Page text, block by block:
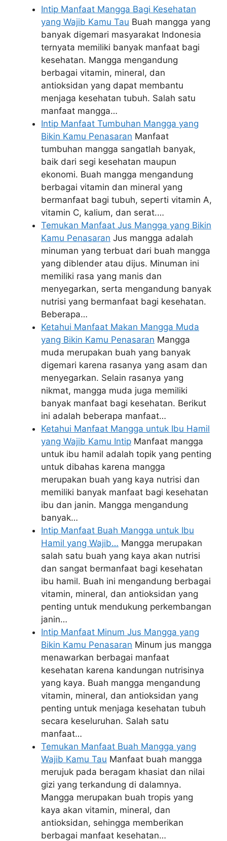
Intip Manfaat Mangga Bagi Kesehatan
yang Wajib Kamu Tau Buah mangga yang
banyak digemari masyarakat Indonesia
ternyata memiliki banyak manfaat bagi
kesehatan. Mangga mengandung
berbagai vitamin, mineral, dan
antioksidan yang dapat membantu
menjaga kesehatan tubuh. Salah satu
manfaat mangga…
Intip Manfaat Tumbuhan Mangga yang
Bikin Kamu Penasaran Manfaat
tumbuhan mangga sangatlah banyak,
baik dari segi kesehatan maupun
ekonomi. Buah mangga mengandung
berbagai vitamin dan mineral yang
bermanfaat bagi tubuh, seperti vitamin A,
vitamin C, kalium, dan serat.…
Temukan Manfaat Jus Mangga yang Bikin
Kamu Penasaran Jus mangga adalah
minuman yang terbuat dari buah mangga
yang diblender atau dijus. Minuman ini
memiliki rasa yang manis dan
menyegarkan, serta mengandung banyak
nutrisi yang bermanfaat bagi kesehatan.
Beberapa…
Ketahui Manfaat Makan Mangga Muda
yang Bikin Kamu Penasaran Mangga
muda merupakan buah yang banyak
digemari karena rasanya yang asam dan
menyegarkan. Selain rasanya yang
nikmat, mangga muda juga memiliki
banyak manfaat bagi kesehatan. Berikut
ini adalah beberapa manfaat…
Ketahui Manfaat Mangga untuk Ibu Hamil
yang Wajib Kamu Intip Manfaat mangga
untuk ibu hamil adalah topik yang penting
untuk dibahas karena mangga
merupakan buah yang kaya nutrisi dan
memiliki banyak manfaat bagi kesehatan
ibu dan janin. Mangga mengandung
banyak…
Intip Manfaat Buah Mangga untuk Ibu
Hamil yang Wajib… Mangga merupakan
salah satu buah yang kaya akan nutrisi
dan sangat bermanfaat bagi kesehatan
ibu hamil. Buah ini mengandung berbagai
vitamin, mineral, dan antioksidan yang
penting untuk mendukung perkembangan
janin…
Intip Manfaat Minum Jus Mangga yang
Bikin Kamu Penasaran Minum jus mangga
menawarkan berbagai manfaat
kesehatan karena kandungan nutrisinya
yang kaya. Buah mangga mengandung
vitamin, mineral, dan antioksidan yang
penting untuk menjaga kesehatan tubuh
secara keseluruhan. Salah satu
manfaat…
Temukan Manfaat Buah Mangga yang
Wajib Kamu Tau Manfaat buah mangga
merujuk pada beragam khasiat dan nilai
gizi yang terkandung di dalamnya.
Mangga merupakan buah tropis yang
kaya akan vitamin, mineral, dan
antioksidan, sehingga memberikan
berbagai manfaat kesehatan…